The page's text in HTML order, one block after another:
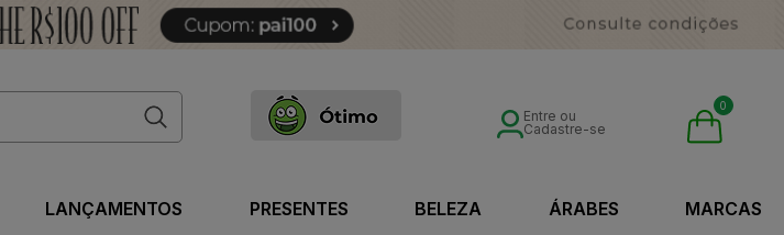
Entre ou
Cadastre-se
0
LANÇAMENTOS PRESENTES BELEZA ÁRABES MARCAS